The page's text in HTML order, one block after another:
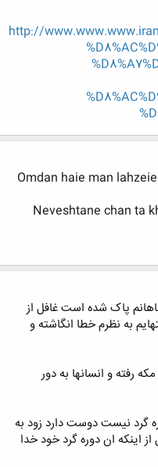
http://
Omdan haie man
Neveshtane chan ta
پاک شده است غافل از
به نظرم خطا انگاشته و
رفته و انسانها به دور
گرد نیست دوست دارد زود به
اینکه ان دوره گرد خود خدا